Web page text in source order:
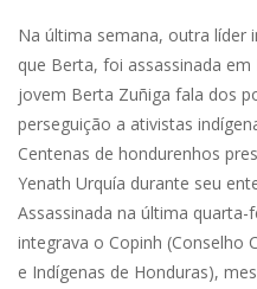
Na última semana, outra líder
que Berta, foi assassinada
jovem Berta Zuñiga fala dos
perseguição a ativistas
Centenas de hondurenhos
Yenath Urquía durante seu
Assassinada na última quarta-
integrava o Copinh (Conselho
e Indígenas de Honduras),